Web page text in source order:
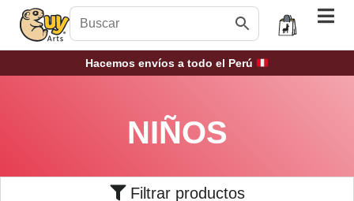
Hacemos envíos a todo el Perú
NIÑOS
Filtrar productos